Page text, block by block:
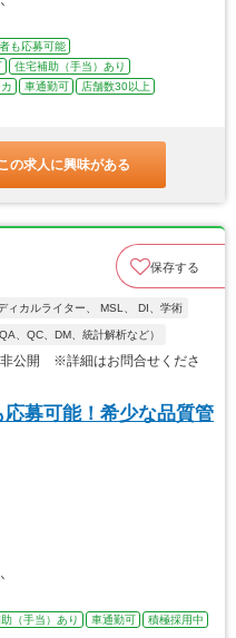
も応募可能
住宅補助（手当）あり
車通勤可
店舗数30以上
の求人に興味がある
保存する
ィカルライター、 MSL、 DI、学術
、QC、DM、統計解析など）
非公開 ※詳細はお問合せくださ
応募可能！希少な品質管
（手当）あり 車通勤可 積極採用中